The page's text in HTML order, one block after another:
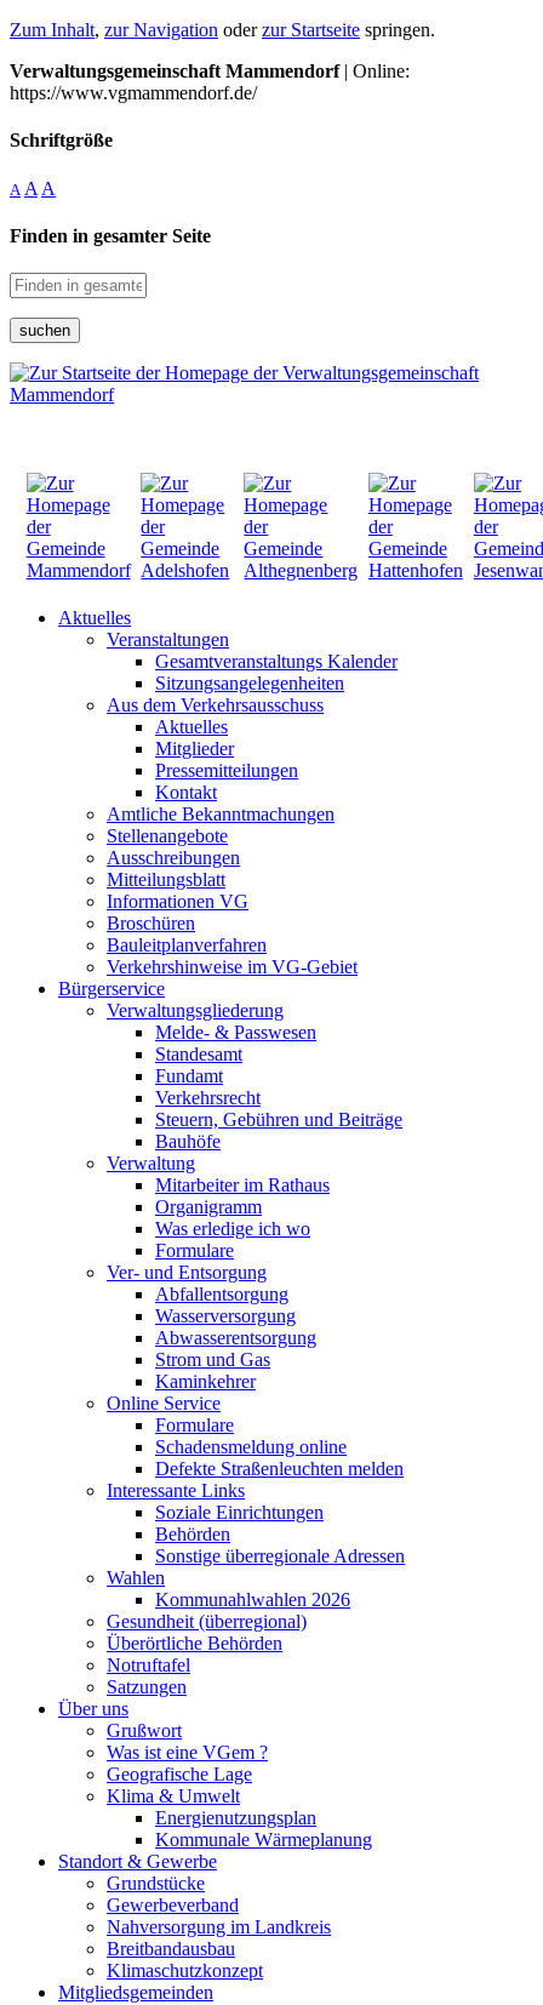
Zum Inhalt, zur Navigation oderzur Startseite springen.
Verwaltungsgemeinschaft Mammendorf| Online:
https://www.vgmammendorf.de/
Schriftgröße
A A A
Finden in gesamter Seite
suchen
Aktuelles
Veranstaltungen
Gesamtveranstaltungs Kalender
Sitzungsangelegenheiten
Aus dem Verkehrsausschuss
Aktuelles
Mitglieder
Pressemitteilungen
Kontakt
Amtliche Bekanntmachungen
Stellenangebote
Ausschreibungen
Mitteilungsblatt
Informationen VG
Broschüren
Bauleitplanverfahren
Verkehrshinweise im VG-Gebiet
Bürgerservice
Verwaltungsgliederung
Melde- & Passwesen
Standesamt
Fundamt
Verkehrsrecht
Steuern, Gebühren und Beiträge
Bauhöfe
Verwaltung
Mitarbeiter im Rathaus
Organigramm
Was erledige ich wo
Formulare
Ver- und Entsorgung
Abfallentsorgung
Wasserversorgung
Abwasserentsorgung
Strom und Gas
Kaminkehrer
Online Service
Formulare
Schadensmeldung online
Defekte Straßenleuchten melden
Interessante Links
Soziale Einrichtungen
Behörden
Sonstige überregionale Adressen
Wahlen
Kommunahlwahlen 2026
Gesundheit (überregional)
Überörtliche Behörden
Notruftafel
Satzungen
Über uns
Grußwort
Was ist eine VGem ?
Geografische Lage
Klima & Umwelt
Energienutzungsplan
Kommunale Wärmeplanung
Standort & Gewerbe
Grundstücke
Gewerbeverband
Nahversorgung im Landkreis
Breitbandausbau
Klimaschutzkonzept
Mitgliedsgemeinden